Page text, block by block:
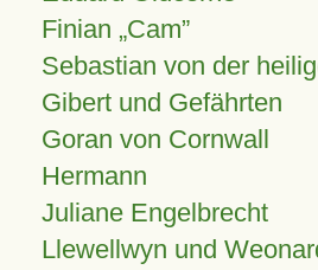
Finian Cam
Sebastian von der
Gibert und Gefährten
Goran von Cornwall
Hermann
Juliane Engelbrecht
Llewellwyn und